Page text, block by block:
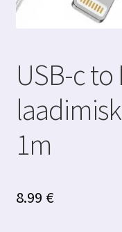
USB-c
1m
8.99 €